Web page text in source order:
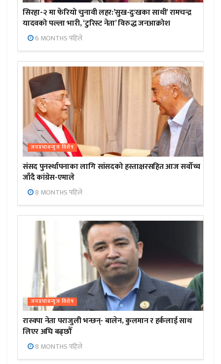
सिरहा-२ मा फेरियो चुनावी लहर:’सुख-दुःखका साथी’ रामचन्द्र
यादवको पल्ला भारी, ‘टुरिस्ट नेता’ विरुद्ध जनआक्रोश
6 MONTHS पहिले
जनप्रभाबन्युज विशेष
संसद पुनर्स्थापनाका लागि सांसदको हस्ताक्षरसहित आज सर्वोच्च
जाँदै कांग्रेस-एमाले
8 MONTHS पहिले
जनप्रभाबन्युज विशेष
रास्वपा नेता पराजुली भन्छन्- बालेन, कुलमान र हर्कलाई साथ
लिएर अघि बढ्छौँ
8 MONTHS पहिले